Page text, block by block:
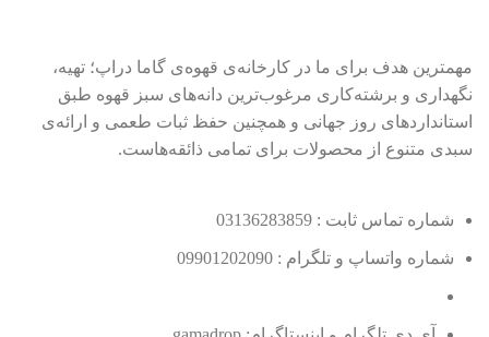
مهمترین هدف برای ما در کارخانه‌ی قهوه‌ی گاما دراپ؛ تهیه،
نگهداری و برشته‌کاری مرغوب‌ترین دانه‌های سبز قهوه طبق
استانداردهای روز جهانی و همچنین حفظ ثبات طعمی و ارائه‌ی
سبدی متنوع از محصولات برای تمامی ذائقه‌هاست.
شماره تماس ثابت : 03136283859
شماره واتساپ و تلگرام : 09901202090